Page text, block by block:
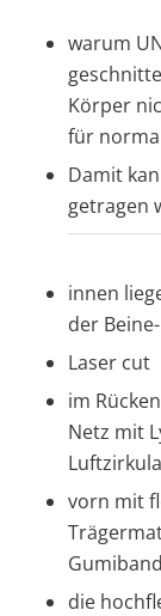
warum
Körper
für
Damit
getragen
innen
der
Laser cut
im
Netz mit
vorn mit
die